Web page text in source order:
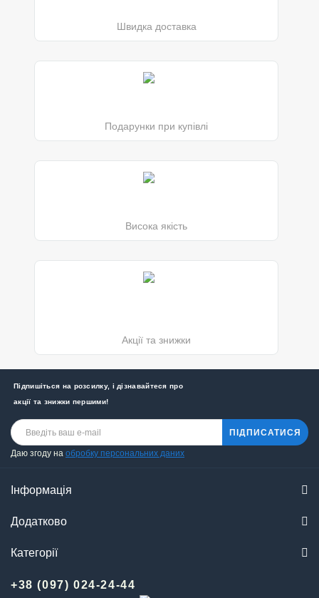
Швидка доставка
Подарунки при купівлі
Висока якість
Акції та знижки
Підпишіться на розсилку, і дізнавайтеся про
акції та знижки першими!
ПІДПИСАТИСЯ
Даю згоду на обробку персональних даних
Інформація
Додатково
Категорії
+38 (097) 024-24-44